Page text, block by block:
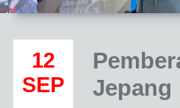
12
SEP
Jepang